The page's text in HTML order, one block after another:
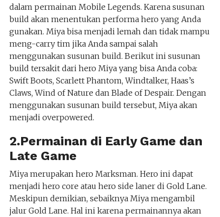
dalam permainan Mobile Legends. Karena susunan
build akan menentukan performa hero yang Anda
gunakan. Miya bisa menjadi lemah dan tidak mampu
meng-carry tim jika Anda sampai salah
menggunakan susunan build. Berikut ini susunan
build tersakit dari hero Miya yang bisa Anda coba:
Swift Boots, Scarlett Phantom, Windtalker, Haas’s
Claws, Wind of Nature dan Blade of Despair. Dengan
menggunakan susunan build tersebut, Miya akan
menjadi overpowered.
2.Permainan di Early Game dan
Late Game
Miya merupakan hero Marksman. Hero ini dapat
menjadi hero core atau hero side laner di Gold Lane.
Meskipun demikian, sebaiknya Miya mengambil
jalur Gold Lane. Hal ini karena permainannya akan